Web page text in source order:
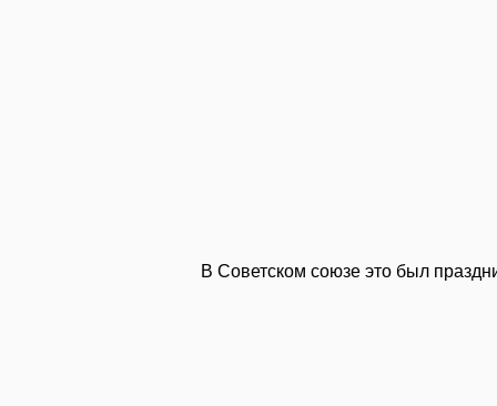
В Советском союзе это был